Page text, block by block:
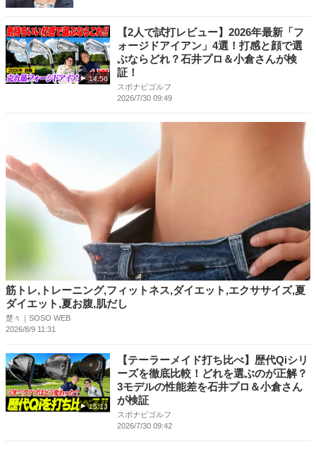
14:56
【2人で試打レビュー】2026年最新「フ
ォージドアイアン」4選！打感と顔で選
ぶならどれ？石井プロ＆小倉さんが検
証！
スポナビゴルフ
2026/7/30 09:49
筋トレ,トレーニング,フィットネス,ダイエット,エクササイズ,夏
ダイエット,夏お腹,肌だし
楚々｜SOSO WEB
2026/8/9 11:31
15:13
【テーラーメイド打ち比べ】歴代Qiシリ
ーズを徹底比較！どれを選ぶのが正解？
3モデルの性能差を石井プロ＆小倉さん
が検証
スポナビゴルフ
2026/7/30 09:42